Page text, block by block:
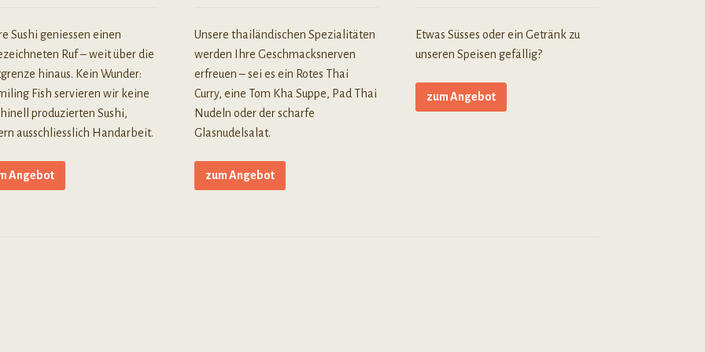
Sushi geniessen einen
Ruf – weit über die
hinaus. Kein Wunder:
Fish servieren wir keine
produzierten Sushi,
ausschliesslich Handarbeit.
Angebot
Unsere thailändischen Spezialitäten
werden Ihre Geschmacksnerven
erfreuen – sei es ein Rotes Thai
Curry, eine Tom Kha Suppe, Pad Thai
Nudeln oder der scharfe
Glasnudelsalat.
zum Angebot
Etwas Süsses oder ein Getränk zu
unseren Speisen gefällig?
zum Angebot